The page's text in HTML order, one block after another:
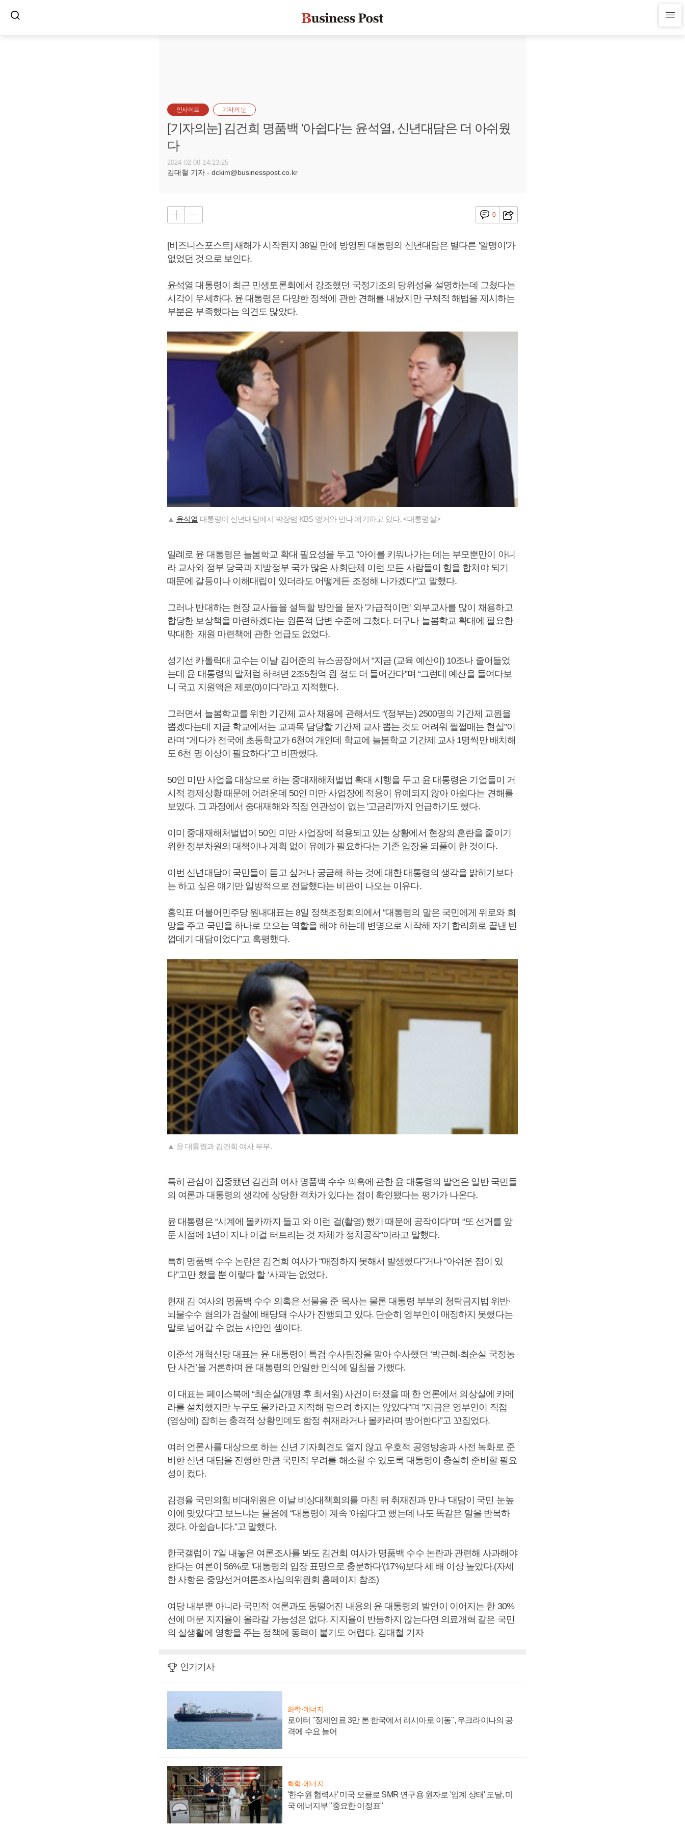
인사이트 기자의 눈
[기자의눈] 김건희 명품백 '아쉽다'는 윤석열, 신년대담은 더 아쉬웠
다
2024-02-08 14:23:25
김대철 기자 - dckim@businesspost.co.kr
0
[비즈니스포스트] 새해가 시작된지 38일 만에 방영된 대통령의 신년대담은 별다른 '알맹이'가
없었던 것으로 보인다.
윤석열 대통령이 최근 민생토론회에서 강조했던 국정기조의 당위성을 설명하는데 그쳤다는
시각이 우세하다. 윤 대통령은 다양한 정책에 관한 견해를 내놨지만 구체적 해법을 제시하는
부분은 부족했다는 의견도 많았다.
▲ 윤석열 대통령이 신년대담에서 박장범 KBS 앵커와 만나 얘기하고 있다. <대통령실>
일례로 윤 대통령은 늘봄학교 확대 필요성을 두고 "아이를 키워나가는 데는 부모뿐만이 아니
라 교사와 정부 당국과 지방정부 국가 많은 사회단체 이런 모든 사람들이 힘을 합쳐야 되기
때문에 갈등이나 이해대립이 있더라도 어떻게든 조정해 나가겠다"고 말했다.
그러나 반대하는 현장 교사들을 설득할 방안을 묻자 '가급적이면' 외부교사를 많이 채용하고
합당한 보상책을 마련하겠다는 원론적 답변 수준에 그쳤다. 더구나 늘봄학교 확대에 필요한
막대한 재원 마련책에 관한 언급도 없었다.
성기선 카톨릭대 교수는 이날 김어준의 뉴스공장에서 “지금 (교육 예산이) 10조나 줄어들었
는데 윤 대통령의 말처럼 하려면 2조5천억 원 정도 더 들어간다”며 “그런데 예산을 들여다보
니 국고 지원액은 제로(0)이다”라고 지적했다.
그러면서 늘봄학교를 위한 기간제 교사 채용에 관해서도 “(정부는) 2500명의 기간제 교원을
뽑겠다는데 지금 학교에서는 교과목 담당할 기간제 교사 뽑는 것도 어려워 쩔쩔매는 현실”이
라며 “게다가 전국에 초등학교가 6천여 개인데 학교에 늘봄학교 기간제 교사 1명씩만 배치해
도 6천 명 이상이 필요하다”고 비판했다.
50인 미만 사업을 대상으로 하는 중대재해처벌법 확대 시행을 두고 윤 대통령은 기업들이 거
시적 경제상황 때문에 어려운데 50인 미만 사업장에 적용이 유예되지 않아 아쉽다는 견해를
보였다. 그 과정에서 중대재해와 직접 연관성이 없는 '고금리'까지 언급하기도 했다.
이미 중대재해처벌법이 50인 미만 사업장에 적용되고 있는 상황에서 현장의 혼란을 줄이기
위한 정부차원의 대책이나 계획 없이 유예가 필요하다는 기존 입장을 되풀이 한 것이다.
이번 신년대담이 국민들이 듣고 싶거나 궁금해 하는 것에 대한 대통령의 생각을 밝히기보다
는 하고 싶은 얘기만 일방적으로 전달했다는 비판이 나오는 이유다.
홍익표 더불어민주당 원내대표는 8일 정책조정회의에서 “대통령의 말은 국민에게 위로와 희
망을 주고 국민을 하나로 모으는 역할을 해야 하는데 변명으로 시작해 자기 합리화로 끝낸 빈
껍데기 대담이었다”고 혹평했다.
▲ 윤 대통령과 김건희 여사 부부.
특히 관심이 집중됐던 김건희 여사 명품백 수수 의혹에 관한 윤 대통령의 발언은 일반 국민들
의 여론과 대통령의 생각에 상당한 격차가 있다는 점이 확인됐다는 평가가 나온다.
윤 대통령은 “시계에 몰카까지 들고 와 이런 걸(촬영) 했기 때문에 공작이다”며 “또 선거를 앞
둔 시점에 1년이 지나 이걸 터트리는 것 자체가 정치공작”이라고 말했다.
특히 명품백 수수 논란은 김건희 여사가 “매정하지 못해서 발생했다”거나 “아쉬운 점이 있
다”고만 했을 뿐 이렇다 할 ‘사과’는 없었다.
현재 김 여사의 명품백 수수 의혹은 선물을 준 목사는 물론 대통령 부부의 청탁금지법 위반·
뇌물수수 혐의가 검찰에 배당돼 수사가 진행되고 있다. 단순히 영부인이 매정하지 못했다는
말로 넘어갈 수 없는 사안인 셈이다.
이준석 개혁신당 대표는 윤 대통령이 특검 수사팀장을 맡아 수사했던 ‘박근혜-최순실 국정농
단 사건’을 거론하며 윤 대통령의 안일한 인식에 일침을 가했다.
이 대표는 페이스북에 “최순실(개명 후 최서원) 사건이 터졌을 때 한 언론에서 의상실에 카메
라를 설치했지만 누구도 몰카라고 지적해 덮으려 하지는 않았다"며 "지금은 영부인이 직접
(영상에) 잡히는 충격적 상황인데도 함정 취재라거나 몰카라며 방어한다”고 꼬집었다.
여러 언론사를 대상으로 하는 신년 기자회견도 열지 않고 우호적 공영방송과 사전 녹화로 준
비한 신년 대담을 진행한 만큼 국민적 우려를 해소할 수 있도록 대통령이 충실히 준비할 필요
성이 컸다.
김경율 국민의힘 비대위원은 이날 비상대책회의를 마친 뒤 취재진과 만나 '대담이 국민 눈높
이에 맞았다'고 보느냐는 물음에 “대통령이 계속 '아쉽다'고 했는데 나도 똑같은 말을 반복하
겠다. 아쉽습니다.”고 말했다.
한국갤럽이 7일 내놓은 여론조사를 봐도 김건희 여사가 명품백 수수 논란과 관련해 사과해야
한다는 여론이 56%로 ‘대통령의 입장 표명으로 충분하다’(17%)보다 세 배 이상 높았다.(자세
한 사항은 중앙선거여론조사심의위원회 홈페이지 참조)
여당 내부뿐 아니라 국민적 여론과도 동떨어진 내용의 윤 대통령의 발언이 이어지는 한 30%
선에 머문 지지율이 올라갈 가능성은 없다. 지지율이 반등하지 않는다면 의료개혁 같은 국민
의 실생활에 영향을 주는 정책에 동력이 붙기도 어렵다. 김대철 기자
인기기사
화학·에너지
로이터 "정제연료 3만 톤 한국에서 러시아로 이동", 우크라이나의 공
격에 수요 늘어
화학·에너지
'한수원 협력사' 미국 오클로 SMR 연구용 원자로 '임계 상태' 도달, 미
국 에너지부 "중요한 이정표"